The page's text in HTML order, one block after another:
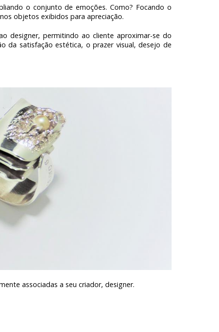
o conjunto de emoções. Como? Focando o
objetos exibidos para apreciação.
designer, permitindo ao cliente aproximar-se do
da satisfação estética, o prazer visual, desejo de
associadas a seu criador, designer.